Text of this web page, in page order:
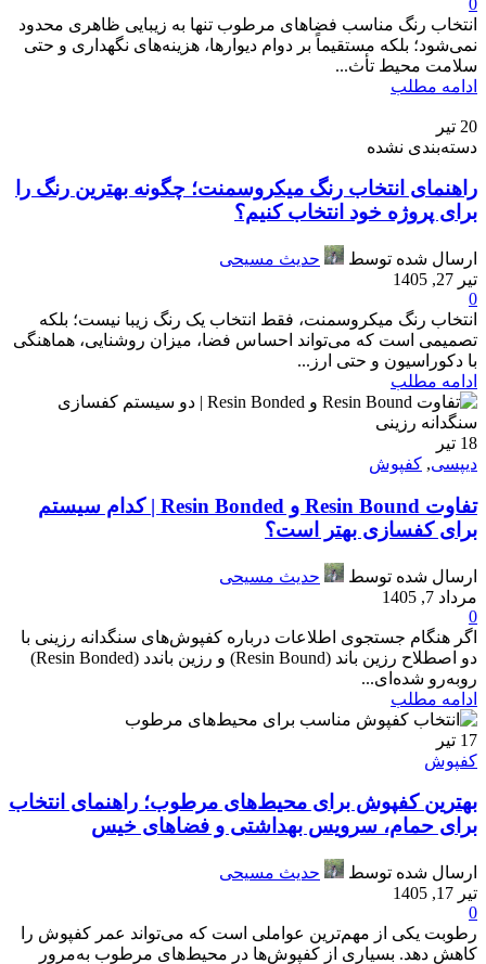
انتخاب رنگ مناسب فضاهای مرطوب تنها به زیبایی ظاهری محدود
نمی‌شود؛ بلکه مستقیماً بر دوام دیوارها، هزینه‌های نگهداری و حتی
سلامت محیط تأث...
ادامه مطلب
20 تیر
دسته‌بندی نشده
راهنمای انتخاب رنگ میکروسمنت؛ چگونه بهترین رنگ را
برای پروژه خود انتخاب کنیم؟
ارسال شده توسط
حدیث مسیحی
تیر 27, 1405
0
انتخاب رنگ میکروسمنت، فقط انتخاب یک رنگ زیبا نیست؛ بلکه
تصمیمی است که می‌تواند احساس فضا، میزان روشنایی، هماهنگی
با دکوراسیون و حتی ارز...
ادامه مطلب
18 تیر
دیپسی, کفپوش
تفاوت Resin Bound و Resin Bonded | کدام سیستم
برای کفسازی بهتر است؟
ارسال شده توسط
حدیث مسیحی
مرداد 7, 1405
0
اگر هنگام جستجوی اطلاعات درباره کفپوش‌های سنگدانه رزینی با
دو اصطلاح رزین باند (Resin Bound) و رزین باندد (Resin Bonded)
روبه‌رو شده‌ای...
ادامه مطلب
17 تیر
کفپوش
بهترین کفپوش برای محیط‌های مرطوب؛ راهنمای انتخاب
برای حمام، سرویس بهداشتی و فضاهای خیس
ارسال شده توسط
حدیث مسیحی
تیر 17, 1405
0
رطوبت یکی از مهم‌ترین عواملی است که می‌تواند عمر کفپوش را
کاهش دهد. بسیاری از کفپوش‌ها در محیط‌های مرطوب به‌مرور